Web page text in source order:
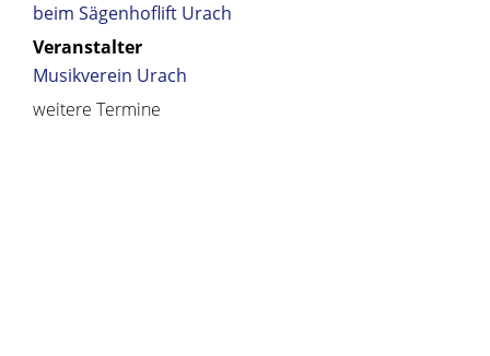
beim Sägenhoflift Urach
Veranstalter
Musikverein Urach
weitere Termine